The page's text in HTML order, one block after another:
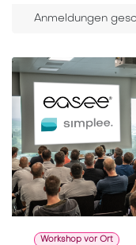
Anmeldungen
Workshop vor Ort